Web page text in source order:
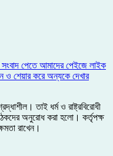
পেতে আমাদের পেইজে লাইক
ও শেয়ার করে অন্যকে দেখার
তাই ধর্ম ও রাষ্ট্রবিরোধী
অনুরোধ করা হলো। কর্তৃপক্ষ
রাখেন।